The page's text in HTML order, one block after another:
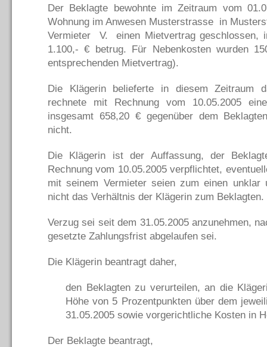
Der Beklagte bewohnte im Zeitraum vom
Wohnung im Anwesen Musterstrasse in
Vermieter V. einen Mietvertrag geschlossen,
1.100,- € betrug. Für Nebenkosten wurden
entsprechenden Mietvertrag).
Die Klägerin belieferte in diesem Zeitraum
rechnete mit Rechnung vom 10.05.2005
insgesamt 658,20 € gegenüber dem
nicht.
Die Klägerin ist der Auffassung, der
Rechnung vom 10.05.2005 verpflichtet,
mit seinem Vermieter seien zum einen unklar
nicht das Verhältnis der Klägerin zum Beklagten.
Verzug sei seit dem 31.05.2005 anzunehmen,
gesetzte Zahlungsfrist abgelaufen sei.
Die Klägerin beantragt daher,
den Beklagten zu verurteilen, an die
Höhe von 5 Prozentpunkten über dem
31.05.2005 sowie vorgerichtliche Kosten in
Der Beklagte beantragt,